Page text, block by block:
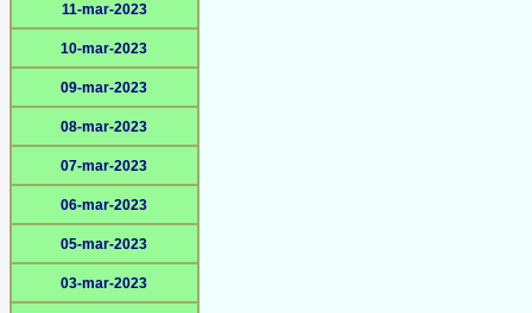
11-mar-2023
10-mar-2023
09-mar-2023
08-mar-2023
07-mar-2023
06-mar-2023
05-mar-2023
03-mar-2023